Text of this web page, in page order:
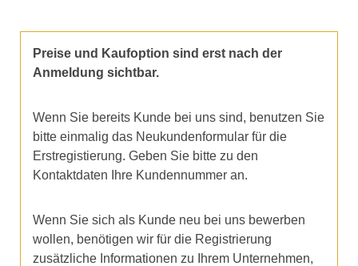
Preise und Kaufoption sind erst nach der
Anmeldung sichtbar.
Wenn Sie bereits Kunde bei uns sind, benutzen Sie
bitte einmalig das Neukundenformular für die
Erstregistierung. Geben Sie bitte zu den
Kontaktdaten Ihre Kundennummer an.
Wenn Sie sich als Kunde neu bei uns bewerben
wollen, benötigen wir für die Registrierung
zusätzliche Informationen zu Ihrem Unternehmen,